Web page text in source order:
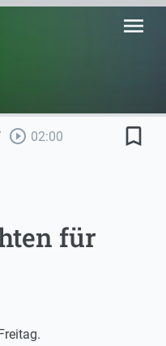
menu
play_circle_outline 02:00 bookmark_border
für